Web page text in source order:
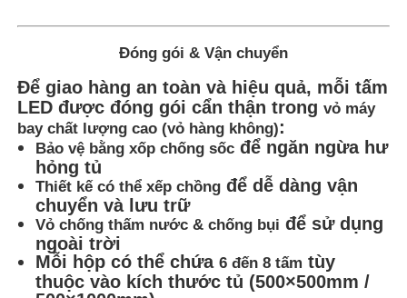
Đóng gói & Vận chuyển
Để giao hàng an toàn và hiệu quả, mỗi tấm
LED được đóng gói cẩn thận trongvỏ máy
bay chất lượng cao (vỏ hàng không):
Bảo vệ bằng xốp chống sốc để ngăn ngừa hư
hỏng tủ
Thiết kế có thể xếp chồng để dễ dàng vận
chuyển và lưu trữ
Vỏ chống thấm nước & chống bụi để sử dụng
ngoài trời
Mỗi hộp có thể chứa6 đến 8 tấm tùy
thuộc vào kích thước tủ (500×500mm /